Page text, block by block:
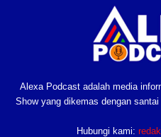
Alexa Podcast adalah media
Show yang dikemas dengan
Hubungi kami: